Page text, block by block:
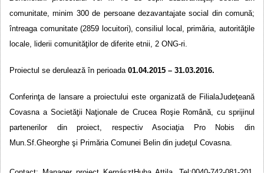
comunitate, minim 300 de persoane dezavantajate social din comună;
întreaga comunitate (2859 locuitori), consiliul local, primăria, autorităţile
locale, liderii comunităţilor de diferite etnii, 2 ONG-ri.
Proiectul se derulează în perioada 01.04.2015 – 31.03.2016.
Conferinţa de lansare a proiectului este organizată de FilialaJudeţeană
Covasna a Societăţii Naţionale de Crucea Roşie Română,cu sprijinul
partenerilor din proiect, respectiv Asociaţia Pro Nobis din
Mun.Sf.Gheorghe şi Primăria Comunei Belin din judeţul Covasna.